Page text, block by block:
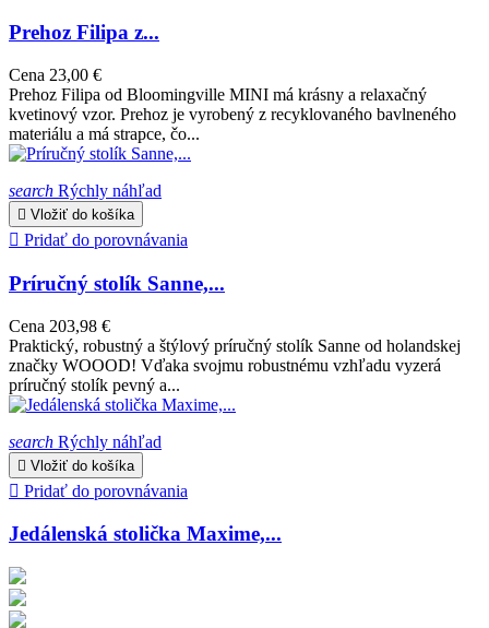
Prehoz Filipa z...
Cena 23,00 €
Prehoz Filipa od Bloomingville MINI má krásny a relaxačný
kvetinový vzor. Prehoz je vyrobený z recyklovaného bavlneného
materiálu a má strapce, čo...
search Rýchly náhľad
 Vložiť do košíka
 Pridať do porovnávania
Príručný stolík Sanne,...
Cena 203,98 €
Praktický, robustný a štýlový príručný stolík Sanne od holandskej
značky WOOOD! Vďaka svojmu robustnému vzhľadu vyzerá
príručný stolík pevný a...
search Rýchly náhľad
 Vložiť do košíka
 Pridať do porovnávania
Jedálenská stolička Maxime,...